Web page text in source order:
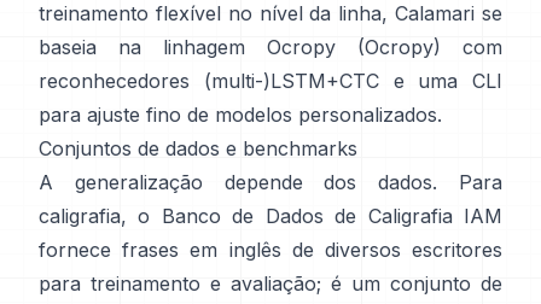
treinamento flexível no nível da linha, Calamari se
baseia na linhagem Ocropy (Ocropy) com
reconhecedores (multi-)LSTM+CTC e uma CLI
para ajuste fino de modelos personalizados.
Conjuntos de dados e benchmarks
A generalização depende dos dados. Para
caligrafia, o Banco de Dados de Caligrafia IAM
fornece frases em inglês de diversos escritores
para treinamento e avaliação; é um conjunto de